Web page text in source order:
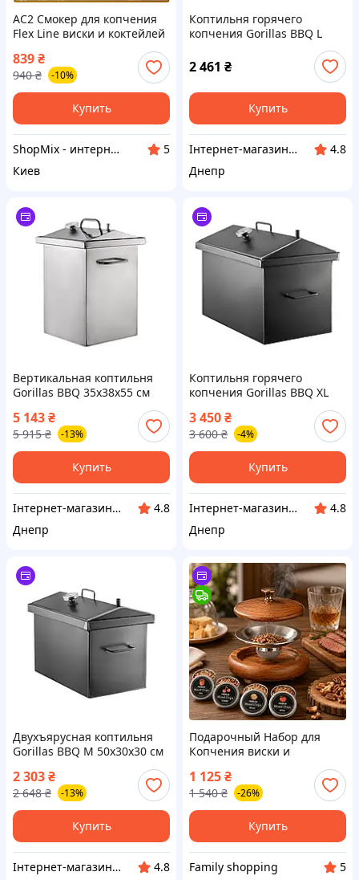
AC2 Смокер для копчения
Flex Line виски и коктейлей
Leeseph деревянный набор
для дымления напитков
пода DE
839₴
940 ₴ -10%
Купить
ShopMix - интернет-магазин сумок и аксессуаров
5
Киев
Коптильня горячего
копчения Gorillas BBQ L
52х32х32 см Серый (KPT21)
2 461 ₴
Купить
Інтернет-магазин "Winner"
4.8
Днепр
Вертикальная коптильня
Gorillas BBQ 35х38х55 см
5 143₴
5 915 ₴ -13%
Купить
Інтернет-магазин "Winner"
4.8
Днепр
Коптильня горячего
копчения Gorillas BBQ XL
55х35х35 см Серый (KPT2)
3 450₴
3 600 ₴ -4%
Купить
Інтернет-магазин "Winner"
4.8
Днепр
Двухъярусная коптильня
Gorillas BBQ М 50х30х30 см
2 303₴
2 648 ₴ -13%
Купить
Інтернет-магазин "Winner"
4.8
Подарочный Набор для
Копчения виски и
коктейлей Димогенератор
для напитков Смокер для
копчения с древесной
треской 4 вкусов
1 125₴
1 540 ₴ -26%
Купить
Family shopping
5